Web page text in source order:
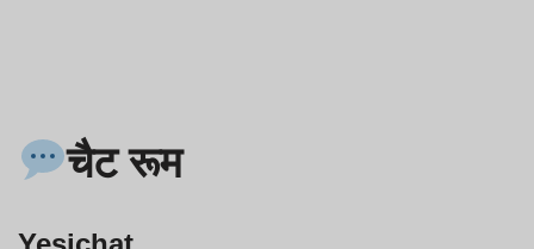
चैट रूम